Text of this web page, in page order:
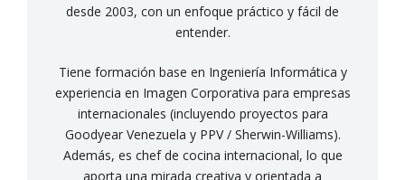
desde 2003, con un enfoque práctico y fácil de
entender.
Tiene formación base en Ingeniería Informática y
experiencia en Imagen Corporativa para empresas
internacionales (incluyendo proyectos para
Goodyear Venezuela y PPV / Sherwin-Williams).
Además, es chef de cocina internacional, lo que
aporta una mirada creativa y orientada a